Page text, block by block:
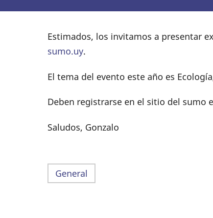
Estimados, los invitamos a presentar
sumo.uy.
El tema del evento este año es
Deben registrarse en el sitio del sumo
Saludos, Gonzalo
General